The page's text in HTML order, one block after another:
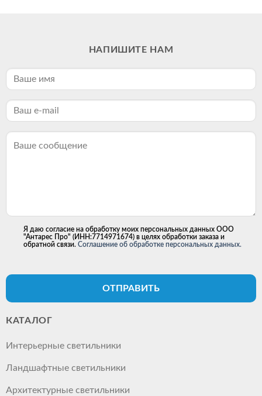
НАПИШИТЕ НАМ
Я даю согласие на обработку моих персональных данных ООО
"Антарес Про" (ИНН:7714971674) в целях обработки заказа и
обратной связи. Соглашение об обработке персональных данных.
ОТПРАВИТЬ
КАТАЛОГ
Интерьерные светильники
Ландшафтные светильники
Архитектурные светильники